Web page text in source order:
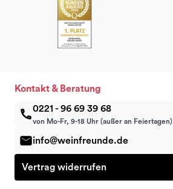
Kontakt & Beratung
0221 - 96 69 39 68
von Mo-Fr, 9-18 Uhr (außer an Feiertagen)
info@weinfreunde.de
Vertrag widerrufen